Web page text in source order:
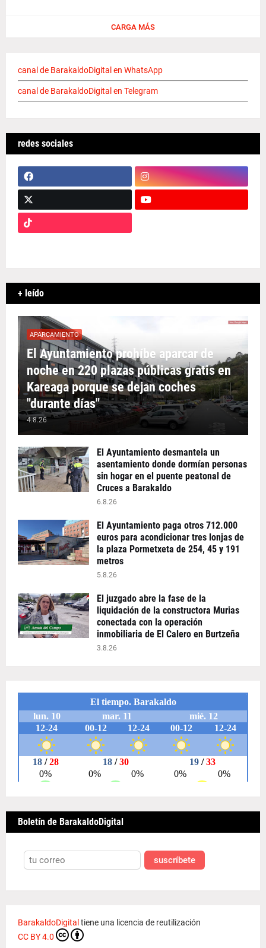
CARGA MÁS
canal de BarakaldoDigital en WhatsApp
canal de BarakaldoDigital en Telegram
redes sociales
+ leído
APARCAMIENTO
El Ayuntamiento prohíbe aparcar de
noche en 220 plazas públicas gratis en
Kareaga porque se dejan coches
"durante días"
4.8.26
El Ayuntamiento desmantela un
asentamiento donde dormían personas
sin hogar en el puente peatonal de
Cruces a Barakaldo
6.8.26
El Ayuntamiento paga otros 712.000
euros para acondicionar tres lonjas de
la plaza Pormetxeta de 254, 45 y 191
metros
5.8.26
El juzgado abre la fase de la
liquidación de la constructora Murias
conectada con la operación
inmobiliaria de El Calero en Burtzeña
3.8.26
Boletín de BarakaldoDigital
suscríbete
BarakaldoDigital tiene una licencia de reutilización
CC BY 4.0